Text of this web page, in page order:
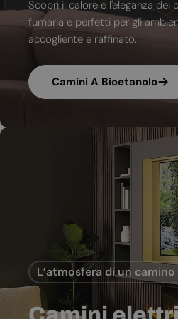
Scopri il calore e l'eleganza dei
fumaria e perfetti per gli
accogliente e raffinato.
Camini A Bioetanolo
L’atmosfera di un